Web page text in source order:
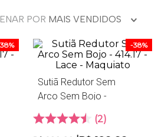
POR MAIS VENDIDOS
38% -38%
Sutiã Redutor Sem
Arco Sem Bojo -
Maquiato
2